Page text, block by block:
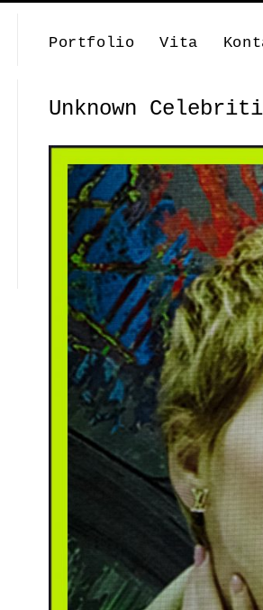
Portfolio Vita
Unknown